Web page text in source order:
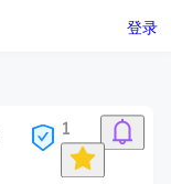
登录
1